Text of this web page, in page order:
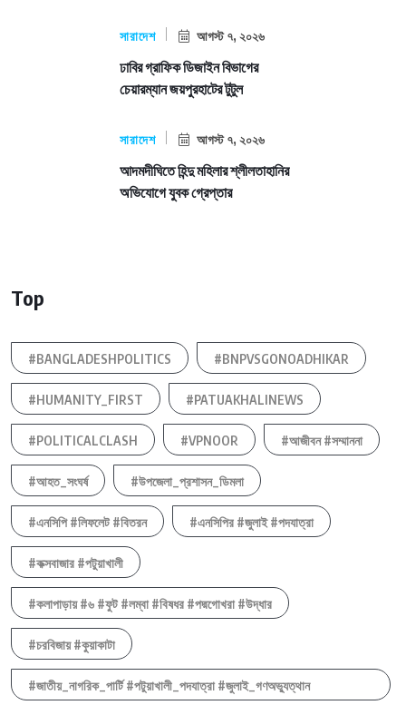
সারাদেশ আগস্ট ৭, ২০২৬
ঢাবির গ্রাফিক ডিজাইন বিভাগের
চেয়ারম্যান জয়পুরহাটের টুটুল
সারাদেশ আগস্ট ৭, ২০২৬
আদমদীঘিতে হিন্দু মহিলার শ্লীলতাহানির
অভিযোগে যুবক গ্রেপ্তার
Top
#BANGLADESHPOLITICS #BNPVSGONOADHIKAR
#HUMANITY_FIRST #PATUAKHALINEWS
#POLITICALCLASH #VPNOOR #আজীবন #সম্মাননা
#আহত_সংঘর্ষ #উপজেলা_প্রশাসন_ডিমলা
#এনসিপি #লিফলেট #বিতরন #এনসিপির #জুলাই #পদযাত্রা
#কক্সবাজার #পটুয়াখালী
#কলাপাড়ায় #৬ #ফুট #লম্বা #বিষধর #পদ্মগোখরা #উদ্ধার
#চরবিজায় #কুয়াকাটা
#জাতীয়_নাগরিক_পার্টি #পটুয়াখালী_পদযাত্রা #জুলাই_গণঅভ্যুত্থান